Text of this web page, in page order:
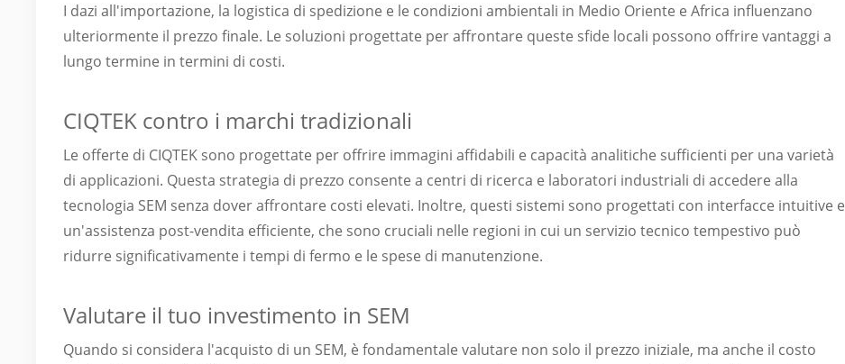
I dazi all'importazione, la logistica di spedizione e le condizioni ambientali in Medio Oriente e Africa influenzano
ulteriormente il prezzo finale. Le soluzioni progettate per affrontare queste sfide locali possono offrire vantaggi a
lungo termine in termini di costi.
CIQTEK contro i marchi tradizionali
Le offerte di CIQTEK sono progettate per offrire immagini affidabili e capacità analitiche sufficienti per una varietà
di applicazioni. Questa strategia di prezzo consente a centri di ricerca e laboratori industriali di accedere alla
tecnologia SEM senza dover affrontare costi elevati. Inoltre, questi sistemi sono progettati con interfacce intuitive e
un'assistenza post-vendita efficiente, che sono cruciali nelle regioni in cui un servizio tecnico tempestivo può
ridurre significativamente i tempi di fermo e le spese di manutenzione.
Valutare il tuo investimento in SEM
Quando si considera l'acquisto di un SEM, è fondamentale valutare non solo il prezzo iniziale, ma anche il costo